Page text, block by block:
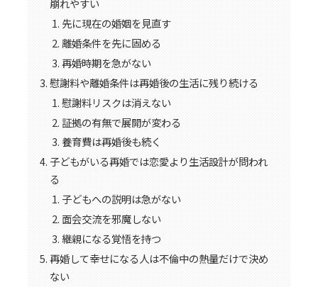
崩れやすい
先に現在の婚姻を見直す
離婚条件を先に固める
再婚時期を急がない
慰謝料や離婚条件は再婚後の生活に残り続ける
慰謝料リスクは消えない
証拠の有無で展開が変わる
養育費は再婚後も続く
子どもがいる再婚では恋愛より生活設計が問われ
る
子どもへの説明は急がない
面会交流を邪魔しない
継親になる覚悟を持つ
再婚して幸せになる人は不倫中の熱量だけで決め
ない